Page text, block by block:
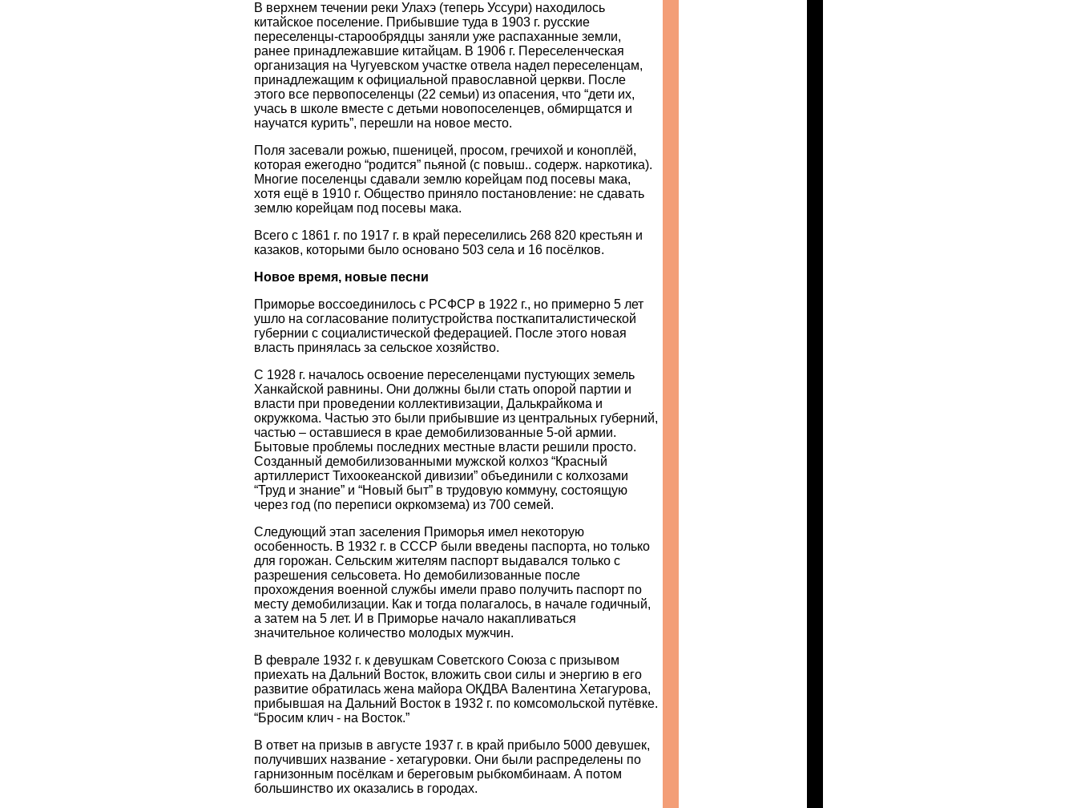
В верхнем течении реки Улахэ (теперь Уссури) находилось
китайское поселение. Прибывшие туда в 1903 г. русские
переселенцы-старообрядцы заняли уже распаханные земли,
ранее принадлежавшие китайцам. В 1906 г. Переселенческая
организация на Чугуевском участке отвела надел переселенцам,
принадлежащим к официальной православной церкви. После
этого все первопоселенцы (22 семьи) из опасения, что “дети их,
учась в школе вместе с детьми новопоселенцев, обмирщатся и
научатся курить”, перешли на новое место.
Поля засевали рожью, пшеницей, просом, гречихой и коноплёй,
которая ежегодно “родится” пьяной (с повыш.. содерж. наркотика).
Многие поселенцы сдавали землю корейцам под посевы мака,
хотя ещё в 1910 г. Общество приняло постановление: не сдавать
землю корейцам под посевы мака.
Всего с 1861 г. по 1917 г. в край переселились 268 820 крестьян и
казаков, которыми было основано 503 села и 16 посёлков.
Новое время, новые песни
Приморье воссоединилось с РСФСР в 1922 г., но примерно 5 лет
ушло на согласование политустройства посткапиталистической
губернии с социалистической федерацией. После этого новая
власть принялась за сельское хозяйство.
С 1928 г. началось освоение переселенцами пустующих земель
Ханкайской равнины. Они должны были стать опорой партии и
власти при проведении коллективизации, Далькрайкома и
окружкома. Частью это были прибывшие из центральных губерний,
частью – оставшиеся в крае демобилизованные 5-ой армии.
Бытовые проблемы последних местные власти решили просто.
Созданный демобилизованными мужской колхоз “Красный
артиллерист Тихоокеанской дивизии” объединили с колхозами
“Труд и знание” и “Новый быт” в трудовую коммуну, состоящую
через год (по переписи окркомзема) из 700 семей.
Следующий этап заселения Приморья имел некоторую
особенность. В 1932 г. в СССР были введены паспорта, но только
для горожан. Сельским жителям паспорт выдавался только с
разрешения сельсовета. Но демобилизованные после
прохождения военной службы имели право получить паспорт по
месту демобилизации. Как и тогда полагалось, в начале годичный,
а затем на 5 лет. И в Приморье начало накапливаться
значительное количество молодых мужчин.
В феврале 1932 г. к девушкам Советского Союза с призывом
приехать на Дальний Восток, вложить свои силы и энергию в его
развитие обратилась жена майора ОКДВА Валентина Хетагурова,
прибывшая на Дальний Восток в 1932 г. по комсомольской путёвке.
“Бросим клич - на Восток.”
В ответ на призыв в августе 1937 г. в край прибыло 5000 девушек,
получивших название - хетагуровки. Они были распределены по
гарнизонным посёлкам и береговым рыбкомбинаам. А потом
большинство их оказались в городах.